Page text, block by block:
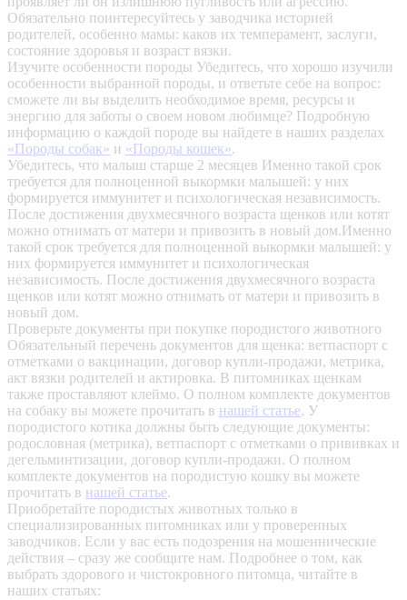
Обязательно поинтересуйтесь у заводчика историей
родителей, особенно мамы: каков их темперамент, заслуги,
состояние здоровья и возраст вязки.
Изучите особенности породы Убедитесь, что хорошо изучили
особенности выбранной породы, и ответьте себе на вопрос:
сможете ли вы выделить необходимое время, ресурсы и
энергию для заботы о своем новом любимце? Подробную
информацию о каждой породе вы найдете в наших разделах
«Породы собак» и «Породы кошек».
Убедитесь, что малыш старше 2 месяцев Именно такой срок
требуется для полноценной выкормки малышей: у них
формируется иммунитет и психологическая независимость.
После достижения двухмесячного возраста щенков или котят
можно отнимать от матери и привозить в новый дом.Именно
такой срок требуется для полноценной выкормки малышей: у
них формируется иммунитет и психологическая
независимость. После достижения двухмесячного возраста
щенков или котят можно отнимать от матери и привозить в
новый дом.
Проверьте документы при покупке породистого животного
Обязательный перечень документов для щенка: ветпаспорт с
отметками о вакцинации, договор купли-продажи, метрика,
акт вязки родителей и актировка. В питомниках щенкам
также проставляют клеймо. О полном комплекте документов
на собаку вы можете прочитать в нашей статье. У
породистого котика должны быть следующие документы:
родословная (метрика), ветпаспорт с отметками о прививках и
дегельминтизации, договор купли-продажи. О полном
комплекте документов на породистую кошку вы можете
прочитать в нашей статье.
Приобретайте породистых животных только в
специализированных питомниках или у проверенных
заводчиков. Если у вас есть подозрения на мошеннические
действия – сразу же сообщите нам. Подробнее о том, как
выбрать здорового и чистокровного питомца, читайте в
наших статьях: